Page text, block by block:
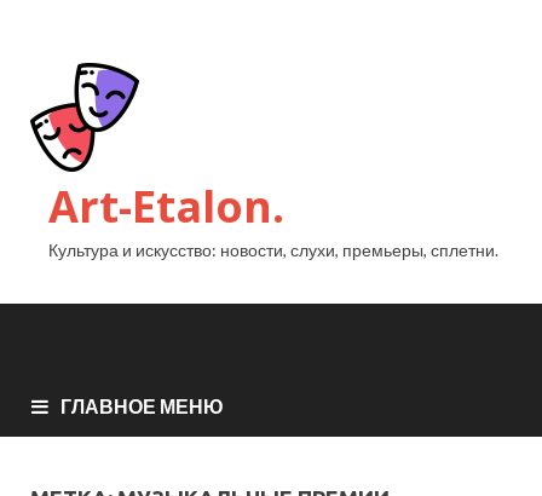
Art-Etalon.
Культура и искусство: новости, слухи, премьеры, сплетни.
ГЛАВНОЕ МЕНЮ